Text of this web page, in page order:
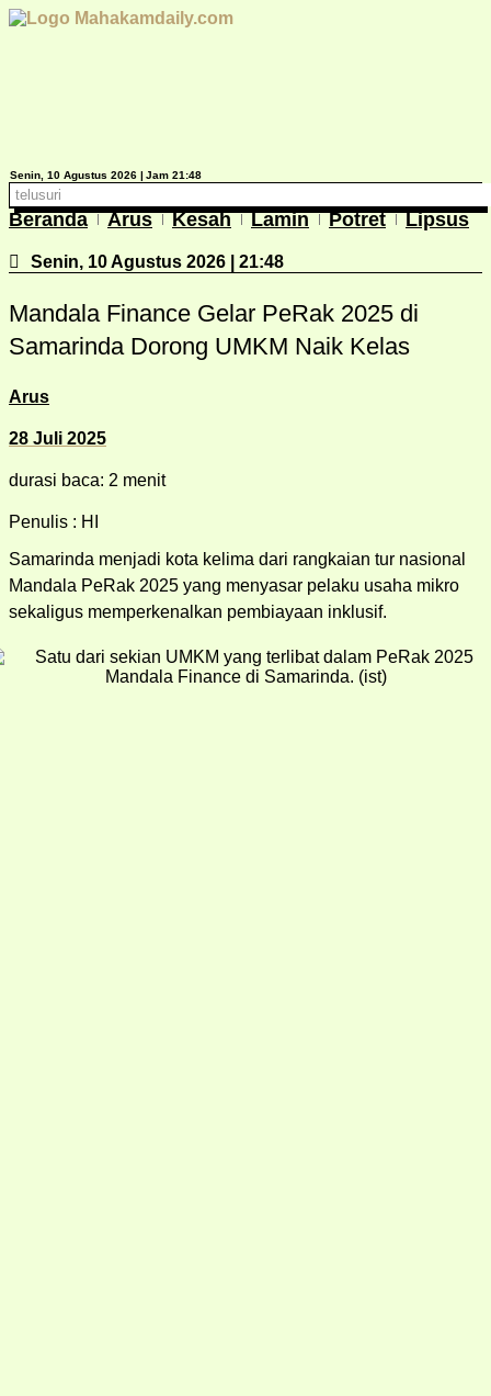
Lewati
Senin, 10 Agustus 2026 | Jam 21:48
Beranda Arus Kesah Lamin Potret Lipsus
Senin, 10 Agustus 2026 | 21:48
Mandala Finance Gelar PeRak 2025 di
Samarinda Dorong UMKM Naik Kelas
Arus
28 Juli 2025
durasi baca: 2 menit
Penulis : HI
Samarinda menjadi kota kelima dari rangkaian tur nasional
Mandala PeRak 2025 yang menyasar pelaku usaha mikro
sekaligus memperkenalkan pembiayaan inklusif.